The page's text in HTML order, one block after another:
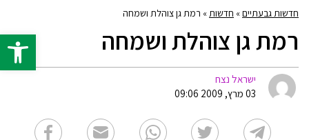
פתח
חדשות גבעתיים» חדשות » רמת גן צוהלת ושמחה
רמת גן צוהלת ושמחה
ישראל נצח
03 מרץ, 2009 09:06